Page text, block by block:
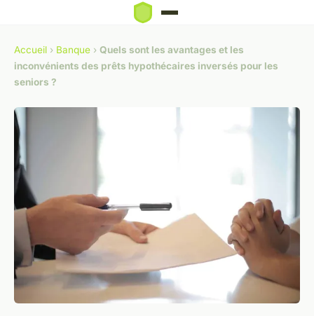
Accueil › Banque › Quels sont les avantages et les
inconvénients des prêts hypothécaires inversés pour les
seniors ?